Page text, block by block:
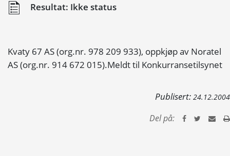
Resultat: Ikke status
Kvaty 67 AS (org.nr. 978 209 933), oppkjøp av Noratel
AS (org.nr. 914 672 015).Meldt til Konkurransetilsynet
Publisert: 24.12.2004
Del på: